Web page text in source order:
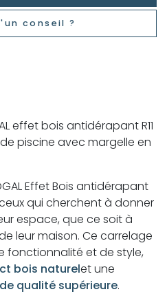
conseil ?
effet bois antidérapant R11
piscine avec margelle en
Effet Bois antidérapant
qui cherchent à donner
espace, que ce soit à
leur maison. Ce carrelage
fonctionnalité et de style,
bois naturelet une
qualité supérieure.